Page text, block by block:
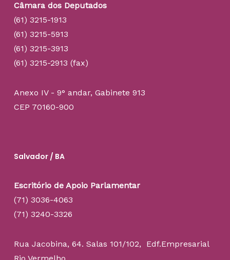
Câmara dos Deputados
(61) 3215-1913
(61) 3215-5913
(61) 3215-3913
(61) 3215-2913 (fax)
Anexo IV - 9° andar, Gabinete 913
CEP 70160-900
Salvador / BA
Escritório de Apoio Parlamentar
(71) 3036-4063
(71) 3240-3326
Rua Jacobina, 64. Salas 101/102, Edf.Empresarial